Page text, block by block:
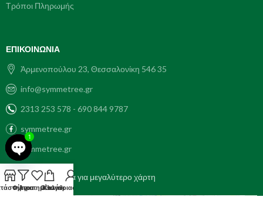
Τρόποι Πληρωμής
ΕΠΙΚΟΙΝΩΝΊΑ
Ἀρμενοπούλου 23, Θεσσαλονίκη 546 35
info@symmetree.gr
2313 253 578 - 690 844 9787
symmetree.gr
symmetree.gr
Πατήστε την εικόνα για μεγαλύτερο χάρτη
Φίλτρα
ΑγαπημέναΚαλάθι
Ο λογαριασμός μου
Open
chaty
1